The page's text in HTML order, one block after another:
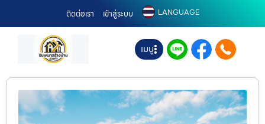
ติดต่อเรา เข้าสู่ระบบ LANGUAGE
เมนู